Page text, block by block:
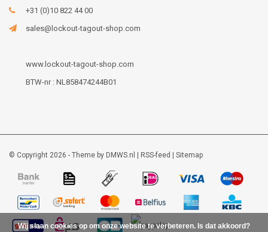
+31 (0)10 822 44 00
sales@lockout-tagout-shop.com
www.lockout-tagout-shop.com
BTW-nr : NL858474244B01
© Copyright 2026 - Theme by DMWS.nl RSS-feed Sitemap
Wij slaan cookies op om onze website te verbeteren. Is dat akkoord?